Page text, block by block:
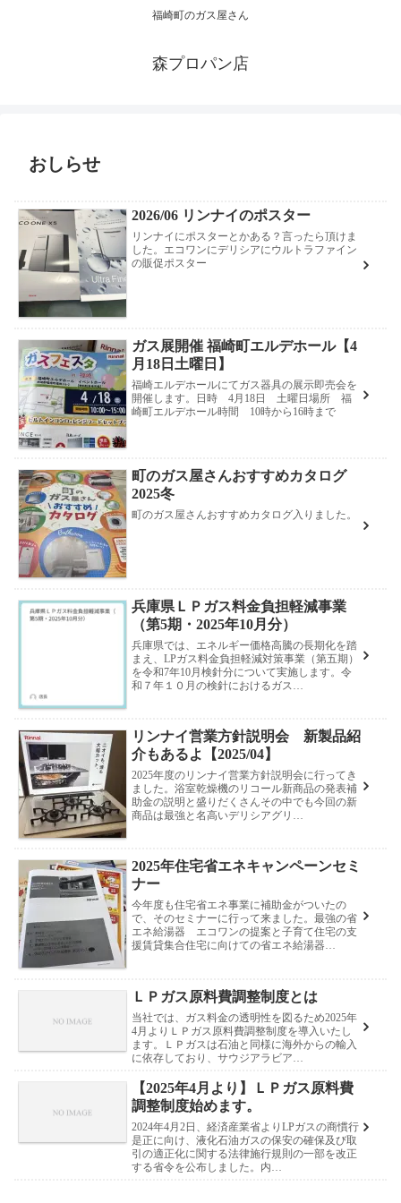
福崎町のガス屋さん
森プロパン店
おしらせ
2026/06 リンナイのポスター
リンナイにポスターとかある？言ったら頂けま
した。エコワンにデリシアにウルトラファイン
の販促ポスター
ガス展開催 福崎町エルデホール【4
月18日土曜日】
福崎エルデホールにてガス器具の展示即売会を
開催します。日時 4月18日 土曜日場所 福
崎町エルデホール時間 10時から16時まで
町のガス屋さんおすすめカタログ
2025冬
町のガス屋さんおすすめカタログ入りました。
兵庫県ＬＰガス料金負担軽減事業
（第5期・2025年10月分）
兵庫県では、エネルギー価格高騰の長期化を踏
まえ、LPガス料金負担軽減対策事業（第五期）
を令和7年10月検針分について実施します。令
和７年１０月の検針におけるガス…
リンナイ営業方針説明会 新製品紹
介もあるよ【2025/04】
2025年度のリンナイ営業方針説明会に行ってき
ました。浴室乾燥機のリコール新商品の発表補
助金の説明と盛りだくさんその中でも今回の新
商品は最強と名高いデリシアグリ…
2025年住宅省エネキャンペーンセミ
ナー
今年度も住宅省エネ事業に補助金がついたの
で、そのセミナーに行って来ました。最強の省
エネ給湯器 エコワンの提案と子育て住宅の支
援賃貸集合住宅に向けての省エネ給湯器…
ＬＰガス原料費調整制度とは
当社では、ガス料金の透明性を図るため2025年
4月よりＬＰガス原料費調整制度を導入いたし
ます。ＬＰガスは石油と同様に海外からの輸入
に依存しており、サウジアラビア…
【2025年4月より】ＬＰガス原料費
調整制度始めます。
2024年4月2日、経済産業省よりLPガスの商慣行
是正に向け、液化石油ガスの保安の確保及び取
引の適正化に関する法律施行規則の一部を改正
する省令を公布しました。内…